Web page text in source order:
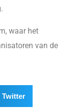
waar het
van de
Twitter